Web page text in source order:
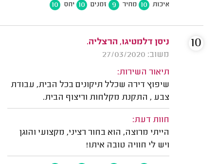
איכות 10 מחיר 9 זמנים 10 יחס 10
ניסן דלמטיגו, הרצליה.
משוב: 27/03/2020
תיאור השירות:
שיפוץ דירה שכלל תיקונים בכל הבית, עבודת
צבע , התקנת מקלחות וריצוף הבית.
חוות דעת:
הייתי מרוצה, הוא בחור רציני, מקצועי והוגן
ויש לי חוויה טובה איתו!
10